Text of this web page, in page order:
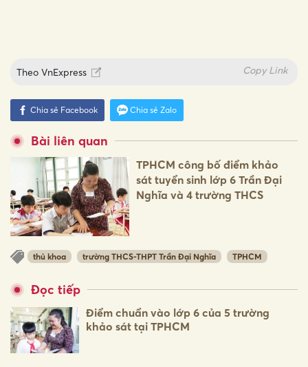
Theo VnExpress Copy Link
Chia sẻ Facebook Chia sẻ Zalo
Bài liên quan
TPHCM công bố điểm khảo
sát tuyển sinh lớp 6 Trần Đại
Nghĩa và 4 trường THCS
thủ khoa trường THCS-THPT Trần Đại Nghĩa TPHCM
Đọc tiếp
Điểm chuẩn vào lớp 6 của 5 trường
khảo sát tại TPHCM